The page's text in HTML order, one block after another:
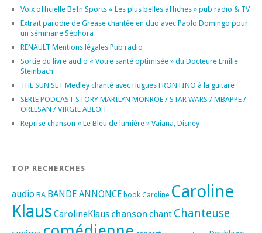
Voix officielle BeIn Sports « Les plus belles affiches » pub radio & TV
Extrait parodie de Grease chantée en duo avec Paolo Domingo pour
un séminaire Séphora
RENAULT Mentions légales Pub radio
Sortie du livre audio « Votre santé optimisée » du Docteure Emilie
Steinbach
THE SUN SET Medley chanté avec Hugues FRONTINO à la guitare
SERIE PODCAST STORY MARILYN MONROE / STAR WARS / MBAPPE /
ORELSAN / VIRGIL ABLOH
Reprise chanson « Le Bleu de lumière » Vaiana, Disney
TOP RECHERCHES
audio BA BANDE ANNONCE book Caroline Caroline
Klaus CarolineKlaus chanson chant Chanteuse